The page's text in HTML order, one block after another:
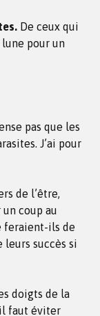
De ceux qui
pour un
pas que les
J’ai pour
de l’être,
coup au
feraient-ils de
succès si
doigts de la
faut éviter